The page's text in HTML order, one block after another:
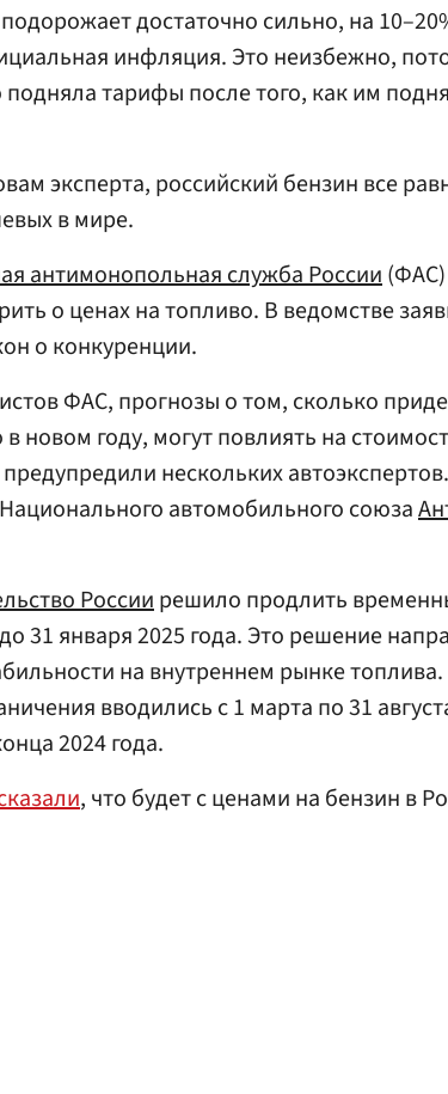
достаточно сильно, на
инфляция. Это неизбежно,
подняла тарифы после того, как им
эксперта, российский бензин все
в мире.
антимонопольная служба России(ФАС)
о ценах на топливо. В ведомстве
о конкуренции.
ФАС, прогнозы о том, сколько
в новом году, могут повлиять на
нескольких
автомобильного союза
Россиирешило продлить
31 января 2025 года. Это решение
на внутреннем рынке топлива.
вводились с 1 марта по 31
2024 года.
, что будет с ценами на бензин в